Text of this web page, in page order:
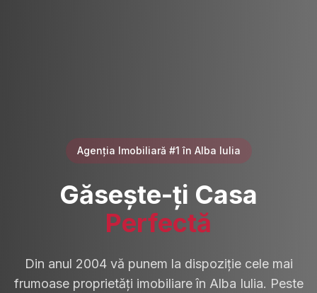
Agenția Imobiliară #1 în Alba Iulia
Găsește-ți Casa
Perfectă
Din anul 2004 vă punem la dispoziție cele mai
frumoase proprietăți imobiliare în Alba Iulia. Peste